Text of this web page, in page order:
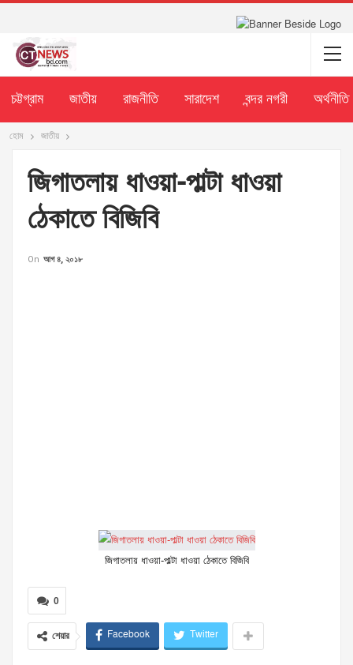
চট্টগ্রাম জাতীয় রাজনীতি সারাদেশ বন্দর নগরী অর্থনীতি
হোম জাতীয়
জিগাতলায় ধাওয়া-পাল্টা ধাওয়া
ঠেকাতে বিজিবি
On আগ ৪, ২০১৮
জিগাতলায় ধাওয়া-পাল্টা ধাওয়া ঠেকাতে বিজিবি
0
শেয়ার Facebook Twitter